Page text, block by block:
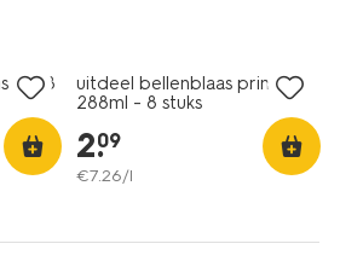
- 8
uitdeel bellenblaas prinses
288ml - 8 stuks
2.
09
€7.26/l